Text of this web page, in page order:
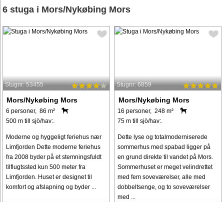
6 stuga i Mors/Nykøbing Mors
Stugnr: 53455
Mors/Nykøbing Mors
6 personer, 86 m²
500 m till sjö/hav:.
Moderne og hyggeligt feriehus nær
Limfjorden Dette moderne feriehus
fra 2008 byder på et stemningsfuldt
tilflugtssted kun 500 meter fra
Limfjorden. Huset er designet til
komfort og afslapning og byder ...
Stugnr: 6859
Mors/Nykøbing Mors
16 personer, 248 m²
75 m till sjö/hav:.
Dette lyse og totalmoderniserede
sommerhus med spabad ligger på
en grund direkte til vandet på Mors.
Sommerhuset er meget velindrettet
med fem soveværelser, alle med
dobbeltsenge, og to soveværelser
med ...